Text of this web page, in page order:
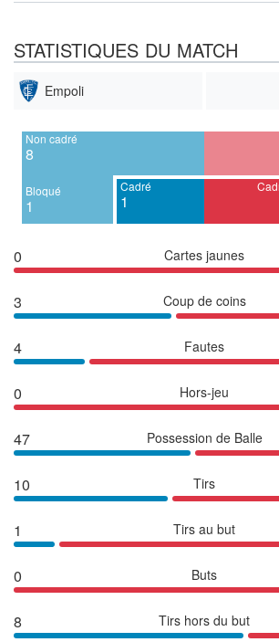
STATISTIQUES DU MATCH
Empoli
Non cadré
8
Bloqué
1
Cadré
1
0 Cartes jaunes
3 Coup de coins
4 Fautes
0 Hors-jeu
47 Possession de Balle
10 Tirs
1 Tirs au but
0 Buts
8 Tirs hors du but